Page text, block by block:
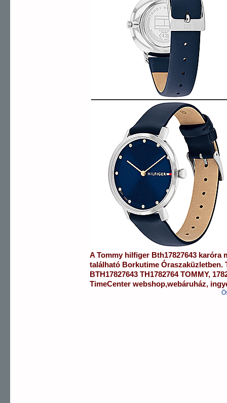
ATommy hilfiger Bth17827643 karóra
található Borkutime Óraszaküzletben.
BTH17827643 TH1782764 TOMMY,
TimeCenter webshop,webáruház,